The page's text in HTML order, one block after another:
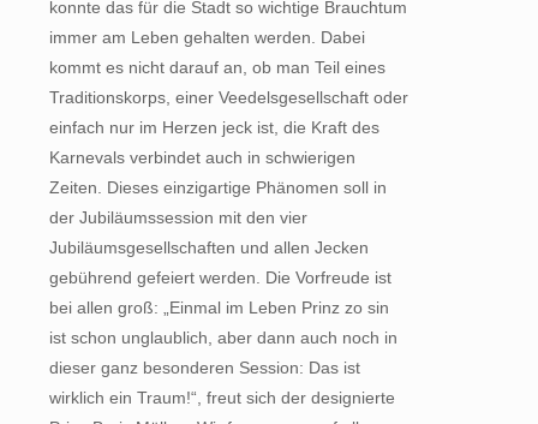
konnte das für die Stadt so wichtige Brauchtum
immer am Leben gehalten werden. Dabei
kommt es nicht darauf an, ob man Teil eines
Traditionskorps, einer Veedelsgesellschaft oder
einfach nur im Herzen jeck ist, die Kraft des
Karnevals verbindet auch in schwierigen
Zeiten. Dieses einzigartige Phänomen soll in
der Jubiläumssession mit den vier
Jubiläumsgesellschaften und allen Jecken
gebührend gefeiert werden. Die Vorfreude ist
bei allen groß: „Einmal im Leben Prinz zo sin
ist schon unglaublich, aber dann auch noch in
dieser ganz besonderen Session: Das ist
wirklich ein Traum!“, freut sich der designierte